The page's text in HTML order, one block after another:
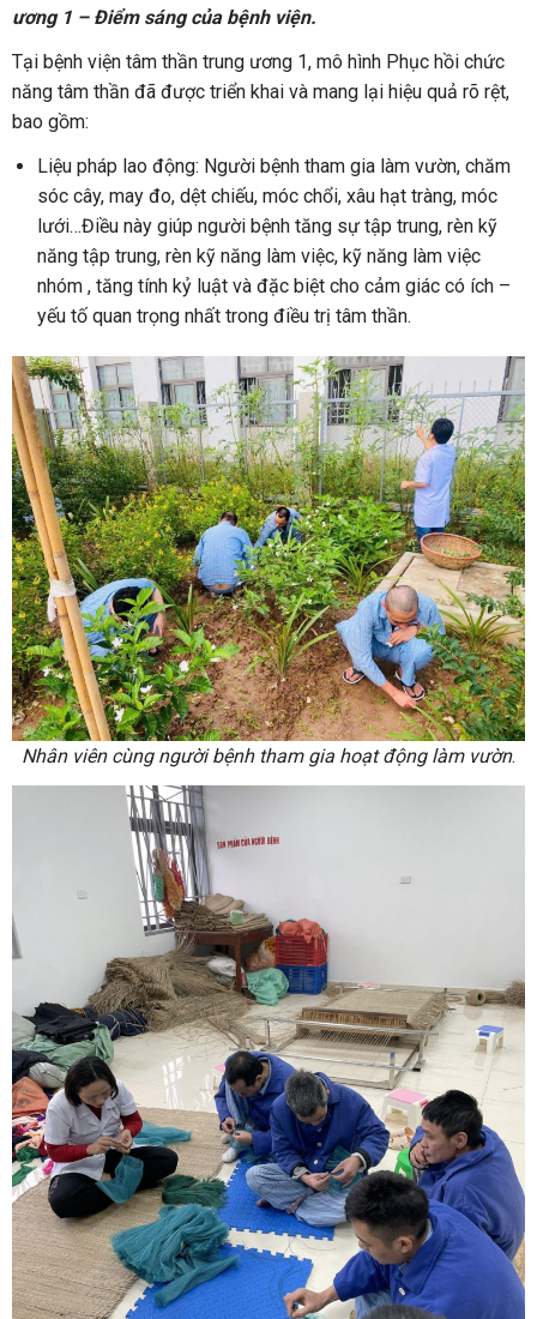
ương 1 – Điểm sáng của bệnh viện.
Tại bệnh viện tâm thần trung ương 1, mô hình Phục hồi chức
năng tâm thần đã được triển khai và mang lại hiệu quả rõ rệt,
bao gồm:
Liệu pháp lao động: Người bệnh tham gia làm vườn, chăm
sóc cây, may đo, dệt chiếu, móc chổi, xâu hạt tràng, móc
lưới…Điều này giúp người bệnh tăng sự tập trung, rèn kỹ
năng tập trung, rèn kỹ năng làm việc, kỹ năng làm việc
nhóm , tăng tính kỷ luật và đặc biệt cho cảm giác có ích –
yếu tố quan trọng nhất trong điều trị tâm thần.
Nhân viên cùng người bệnh tham gia hoạt động làm vườn.